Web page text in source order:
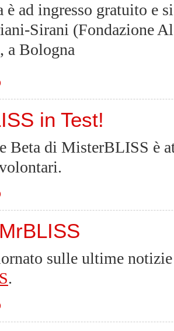
è ad ingresso gratuito e
Sirani (Fondazione
a Bologna
in Test!
Beta di MisterBLISS è
sulle ultime
.